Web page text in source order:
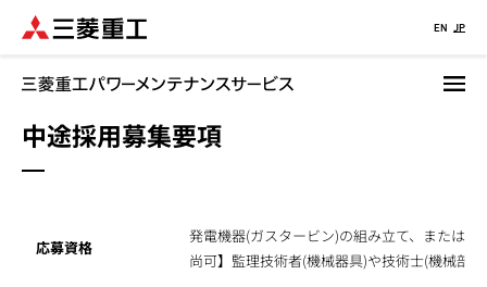
EN JP
中途採用募集要項
応募資格
発電機器(ガスタービン)の組み立て、または
尚可】監理技術者(機械器具)や技術士(機械部